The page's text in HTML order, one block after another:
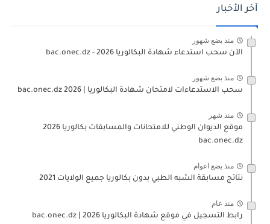
آخر الأخبار
منذ بضع شهور
الآن سحب استدعاء شهادة البكالوريا bac.onec.dz - 2026
منذ بضع شهور
سحب الاستدعاءات لامتحان شهادة البكالوريا | 2026 bac.onec.dz
منذ شهر
موقع الديوان الوطني للامتحانات والمسابقات بكالوريا 2026
bac.onec.dz
منذ بضع اعوام
نتائج مسابقة الشبه الطبي بدون بكالوريا جميع الولايات 2021
منذ عام
رابط التسجيل في موقع شهادة البكالوريا 2026 | bac.onec.dz